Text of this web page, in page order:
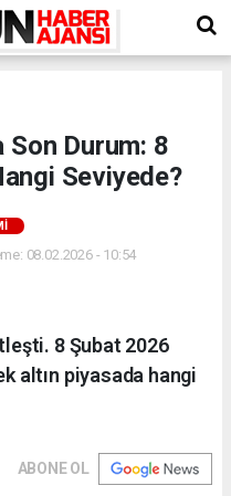
Son Durum: 8
Seviyede?
08.02.2026 - 10:54
8 Şubat 2026
altın piyasada hangi
ABONE OL